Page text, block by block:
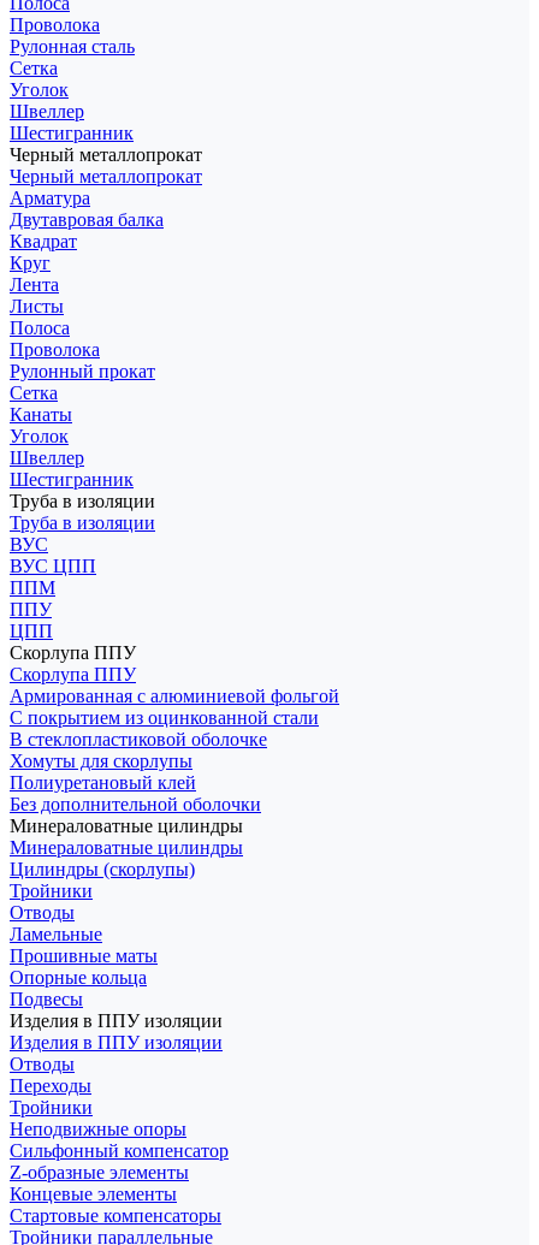
Проволока
Рулонная сталь
Сетка
Уголок
Швеллер
Шестигранник
Черный металлопрокат
Черный металлопрокат
Арматура
Двутавровая балка
Квадрат
Круг
Лента
Листы
Полоса
Проволока
Рулонный прокат
Сетка
Канаты
Уголок
Швеллер
Шестигранник
Труба в изоляции
Труба в изоляции
ВУС
ВУС ЦПП
ППМ
ППУ
ЦПП
Скорлупа ППУ
Скорлупа ППУ
Армированная с алюминиевой фольгой
С покрытием из оцинкованной стали
В стеклопластиковой оболочке
Хомуты для скорлупы
Полиуретановый клей
Без дополнительной оболочки
Минераловатные цилиндры
Минераловатные цилиндры
Цилиндры (скорлупы)
Тройники
Отводы
Ламельные
Прошивные маты
Опорные кольца
Подвесы
Изделия в ППУ изоляции
Изделия в ППУ изоляции
Отводы
Переходы
Тройники
Неподвижные опоры
Cильфонный компенсатор
Z-образные элементы
Концевые элементы
Стартовые компенсаторы
Тройники параллельные